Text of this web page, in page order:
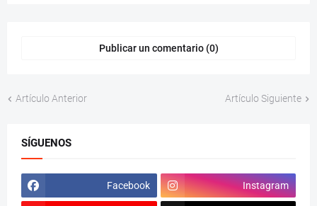
Publicar un comentario (0)
Artículo Anterior Artículo Siguiente
SÍGUENOS
Facebook Instagram